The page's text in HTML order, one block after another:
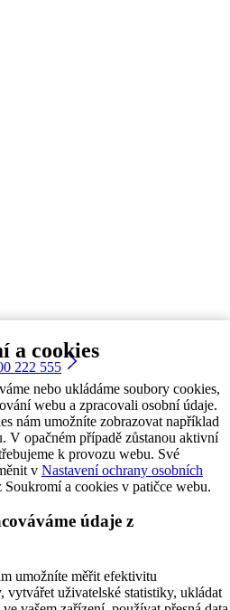
a cookies
nebo ukládáme soubory cookies,
webu a zpracovali osobní údaje.
nám umožníte zobrazovat například
V opačném případě zůstanou aktivní
k provozu webu. Své
v Nastavení ochrany osobních
a cookies v patičce webu.
údaje z
umožníte měřit efektivitu
vytvářet uživatelské statistiky, ukládat
222 555